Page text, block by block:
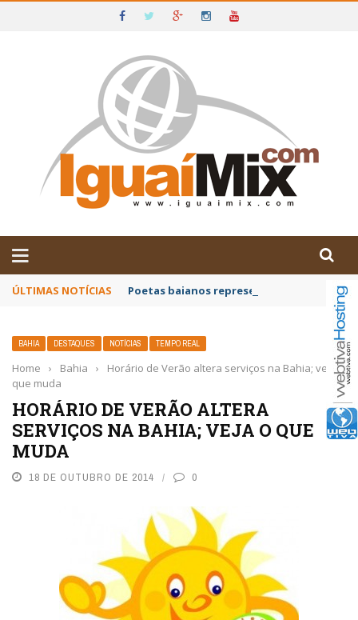
IGUAÍ E SUDOESTE DA BAHIA
ÚLTIMAS NOTÍCIAS Poetas baianos representam o Brasil no
BAHIA DESTAQUES NOTÍCIAS TEMPO REAL
Home › Bahia ›
Horário de Verão altera serviços na Bahia; veja o
que muda
HORÁRIO DE VERÃO ALTERA
SERVIÇOS NA BAHIA; VEJA O QUE
MUDA
18 DE OUTUBRO DE 2014 0